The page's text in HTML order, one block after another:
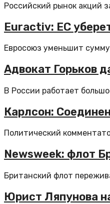
Российский рынок акций
Euractiv: ЕС
Евросоюз уменьшит
Адвокат Горьков
В России работает
Карлсон:
Политический
Newsweek: флот
Британский флот
Юрист Ляпунова